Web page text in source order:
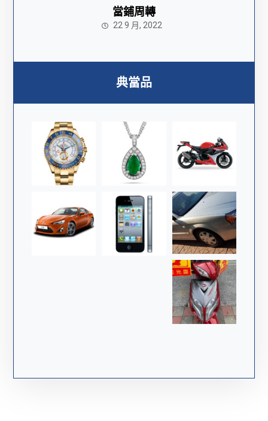
當鋪周轉
22 9 月, 2022
典當品